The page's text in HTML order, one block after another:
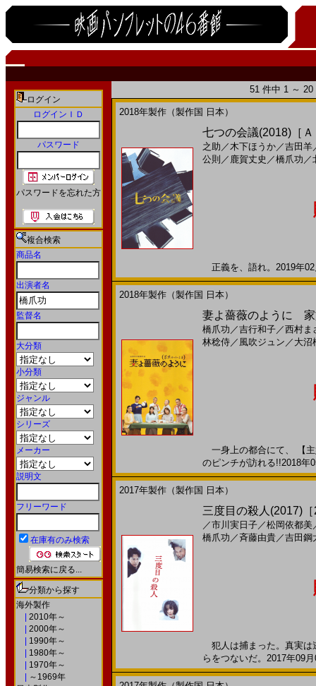
ログイン
ログインＩＤ
パスワード
パスワードを忘れた方
複合検索
商品名
出演者名
監督名
大分類
小分類
ジャンル
シリーズ
メーカー
説明文
フリーワード
在庫有のみ検索
簡易検索に戻る...
分類から探す
海外製作
2010年～
2000年～
1990年～
1980年～
1970年～
～1969年
51 件中 1 ～
2018年製作（製作国 日本）
七つの会議(2018)［
之助 ／木下ほうか／吉田羊
公則 ／ 鹿賀丈史 ／橋爪功 ／
正義を、語れ。2019年
2018年製作（製作国 日本）
妻よ薔薇のように 家
橋爪功 ／吉行和子／西村ま
林稔侍／ 風吹ジュン ／ 大沼
一身上の都合にて、 【
のピンチが訪れる!!2018
2017年製作（製作国 日本）
三度目の殺人(2017)
／市川実日子／松岡依都美
橋爪功 ／斉藤由貴／吉田鋼
犯人は捕まった。真実は
らをつないだ。2017年